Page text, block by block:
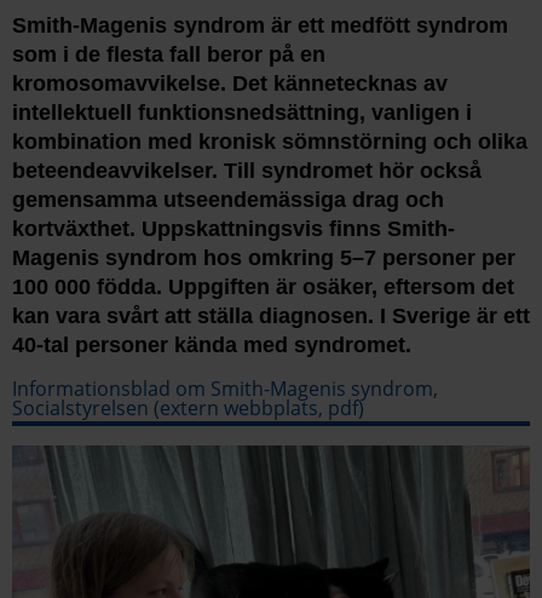
Smith-Magenis syndrom är ett medfött syndrom
som i de flesta fall beror på en
kromosomavvikelse. Det kännetecknas av
intellektuell funktionsnedsättning, vanligen i
kombination med kronisk sömnstörning och olika
beteendeavvikelser. Till syndromet hör också
gemensamma utseendemässiga drag och
kortväxthet. Uppskattningsvis finns Smith-
Magenis syndrom hos omkring 5–7 personer per
100 000 födda. Uppgiften är osäker, eftersom det
kan vara svårt att ställa diagnosen. I Sverige är ett
40-tal personer kända med syndromet.
Informationsblad om Smith-Magenis syndrom,
Socialstyrelsen (extern webbplats, pdf)